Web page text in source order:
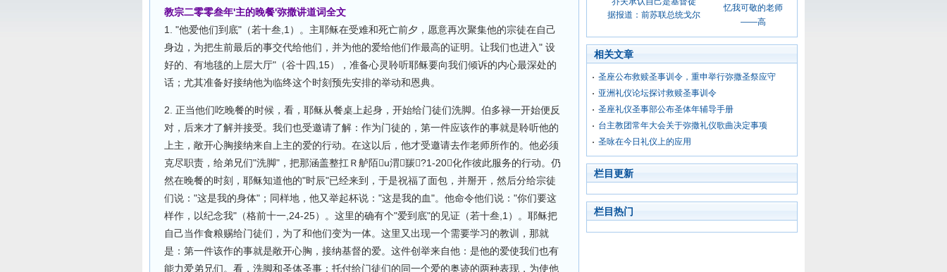
教宗二零零叁年'主的晚餐'弥撒讲道词全文
1. "他爱他们到底"（若十叁,1）。主耶稣在受难和死亡前夕，愿意再次聚集他的宗徒在自己
身边，为把生前最后的事交代给他们，并为他的爱给他们作最高的证明。让我们也进入" 设
好的、有地毯的上层大厅"（谷十四,15），准备心灵聆听耶稣要向我们倾诉的内心最深处的
话；尤其准备好接纳他为临终这个时刻预先安排的举动和恩典。
2. 正当他们吃晚餐的时候，看，耶稣从餐桌上起身，开始给门徒们洗脚。伯多禄一开始便反
对，后来才了解并接受。我们也受邀请了解：作为门徒的，第一件应该作的事就是聆听他的
上主，敞开心胸接纳来自上主的爱的行动。在这以后，他才受邀请去作老师所作的。他必须
克尽职责，给弟兄们"洗脚"，把那涵盖整扛Ｒ舻陌u渭羰?1-20）化作彼此服务的行动。仍
然在晚餐的时刻，耶稣知道他的"时辰"已经来到，于是祝福了面包，并掰开，然后分给宗徒
们说："这是我的身体"；同样地，他又举起杯说："这是我的血"。他命令他们说："你们要这
样作，以纪念我"（格前十一,24-25）。这里的确有个"爱到底"的见证（若十叁,1）。耶稣把
自己当作食粮赐给门徒们，为了和他们变为一体。这里又出现一个需要学习的教训，那就
是：第一件该作的事就是敞开心胸，接纳基督的爱。这件创举来自他：是他的爱使我们也有
能力爱弟兄们。看，洗脚和圣体圣事：托付给门徒们的同一个爱的奥迹的两种表现，为使他
据报道：前苏联总统戈尔
忆我可敬的老师
——高
相关文章
圣座公布救赎圣事训令，重申举行弥撒圣祭应守
亚洲礼仪论坛探讨救赎圣事训令
圣座礼仪圣事部公布圣体年辅导手册
台主教团常年大会关于弥撒礼仪歌曲决定事项
圣咏在今日礼仪上的应用
栏目更新
栏目热门